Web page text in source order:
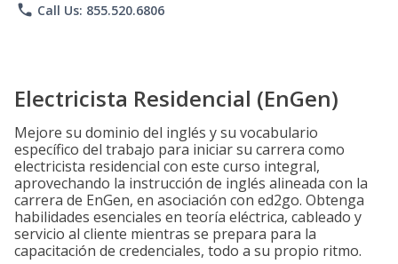
phone Call Us: 855.520.6806
Electricista Residencial (EnGen)
Mejore su dominio del inglés y su vocabulario
específico del trabajo para iniciar su carrera como
electricista residencial con este curso integral,
aprovechando la instrucción de inglés alineada con la
carrera de EnGen, en asociación con ed2go. Obtenga
habilidades esenciales en teoría eléctrica, cableado y
servicio al cliente mientras se prepara para la
capacitación de credenciales, todo a su propio ritmo.